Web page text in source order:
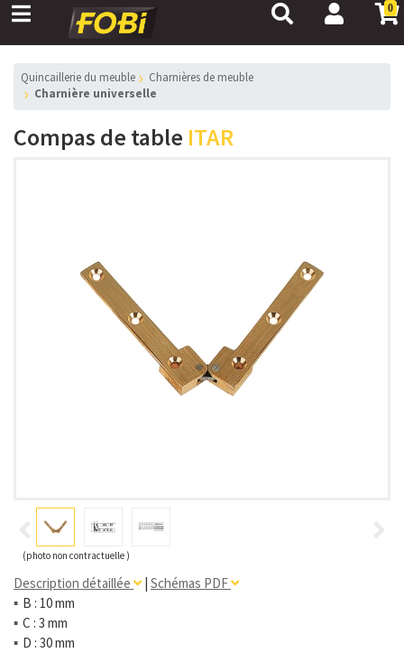
0
Quincaillerie du meuble
Charnières de meuble
Charnière universelle
Compas de table ITAR
Description détaillée | Schémas PDF
B : 10 mm
C : 3 mm
D : 30 mm
(photo non contractuelle )